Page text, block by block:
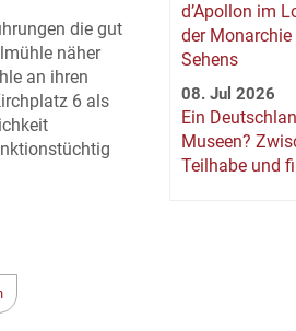
die gut
näher
an ihren
6 als
d’Apollon im
der
Sehens
08. Jul 2026
Ein
Museen?
Teilhabe und